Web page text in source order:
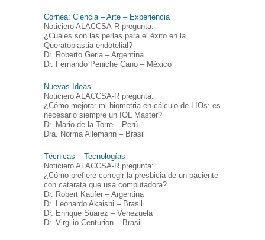
Córnea: Ciencia – Arte – Experiencia
Noticiero ALACCSA-R pregunta:
¿Cuáles son las perlas para el éxito en la
Queratoplastia endotelial?
Dr. Roberto Geria – Argentina
Dr. Fernando Peniche Cano – México
Nuevas Ideas
Noticiero ALACCSA-R pregunta:
¿Cómo mejorar mi biometria en cálculo de LIOs: es
necesario siempre un IOL Master?
Dr. Mario de la Torre – Perú
Dra. Norma Allemann – Brasil
Técnicas – Tecnologías
Noticiero ALACCSA-R pregunta:
¿Cómo prefiere corregir la presbicia de un paciente
con catarata que usa computadora?
Dr. Robert Kaufer – Argentina
Dr. Leonardo Akaishi – Brasil
Dr. Enrique Suarez – Venezuela
Dr. Virgilio Centurion – Brasil